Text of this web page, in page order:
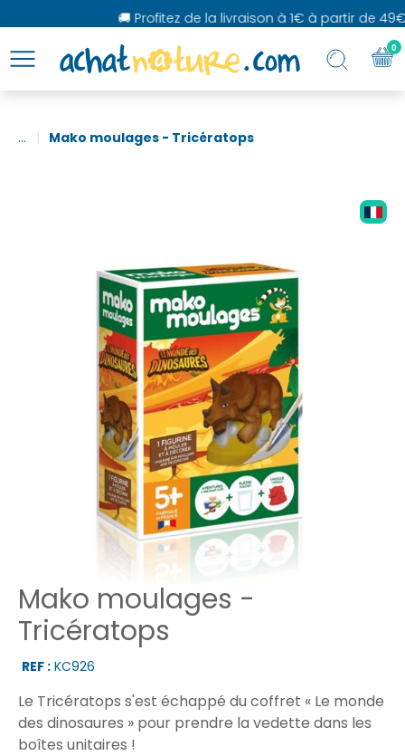
🚚 Profitez de la livraison à 1€ à partir de 49€
... Mako moulages - Tricératops
Mako moulages -
Tricératops
REF : KC926
Le Tricératops s'est échappé du coffret « Le monde
des dinosaures » pour prendre la vedette dans les
boîtes unitaires !
0